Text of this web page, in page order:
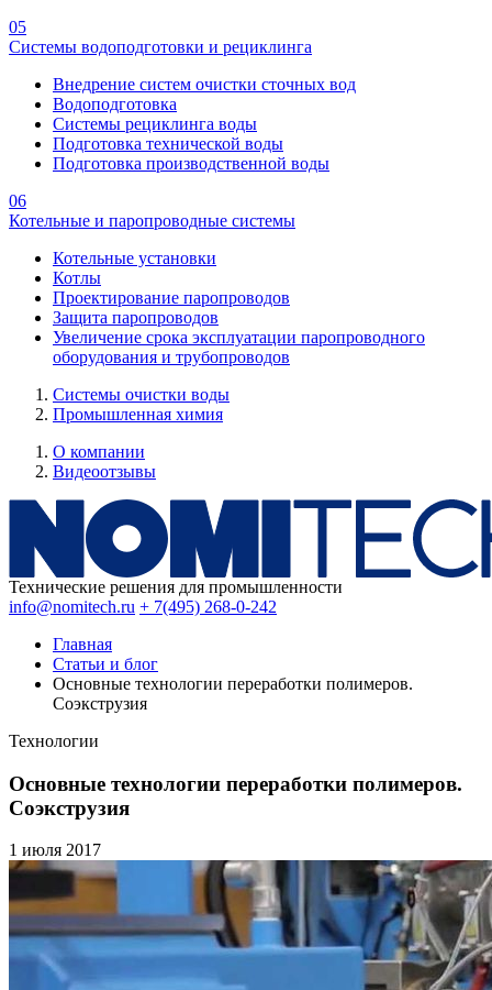
05
Системы водоподготовки и рециклинга
Внедрение систем очистки сточных вод
Водоподготовка
Системы рециклинга воды
Подготовка технической воды
Подготовка производственной воды
06
Котельные и паропроводные системы
Котельные установки
Котлы
Проектирование паропроводов
Защита паропроводов
Увеличение срока эксплуатации паропроводного
оборудования и трубопроводов
Системы очистки воды
Промышленная химия
О компании
Видеоотзывы
Технические решения для промышленности
info@nomitech.ru + 7(495) 268-0-242
Главная
Статьи и блог
Основные технологии переработки полимеров.
Соэкструзия
Технологии
Основные технологии переработки полимеров.
Соэкструзия
1 июля 2017